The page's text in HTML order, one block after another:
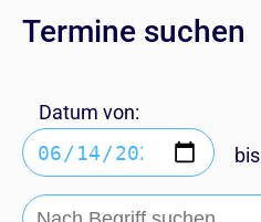
Termine suchen
Datum von:
bis